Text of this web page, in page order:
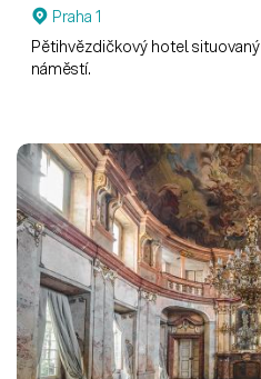
Praha 1
Pětihvězdičkový hotel
náměstí.